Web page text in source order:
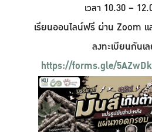
เวลา 10.30 –
เรียนออนไลน์ฟรี ผ่าน Zoom แ
ลงทะเบียนกันเ
https://forms.gle/